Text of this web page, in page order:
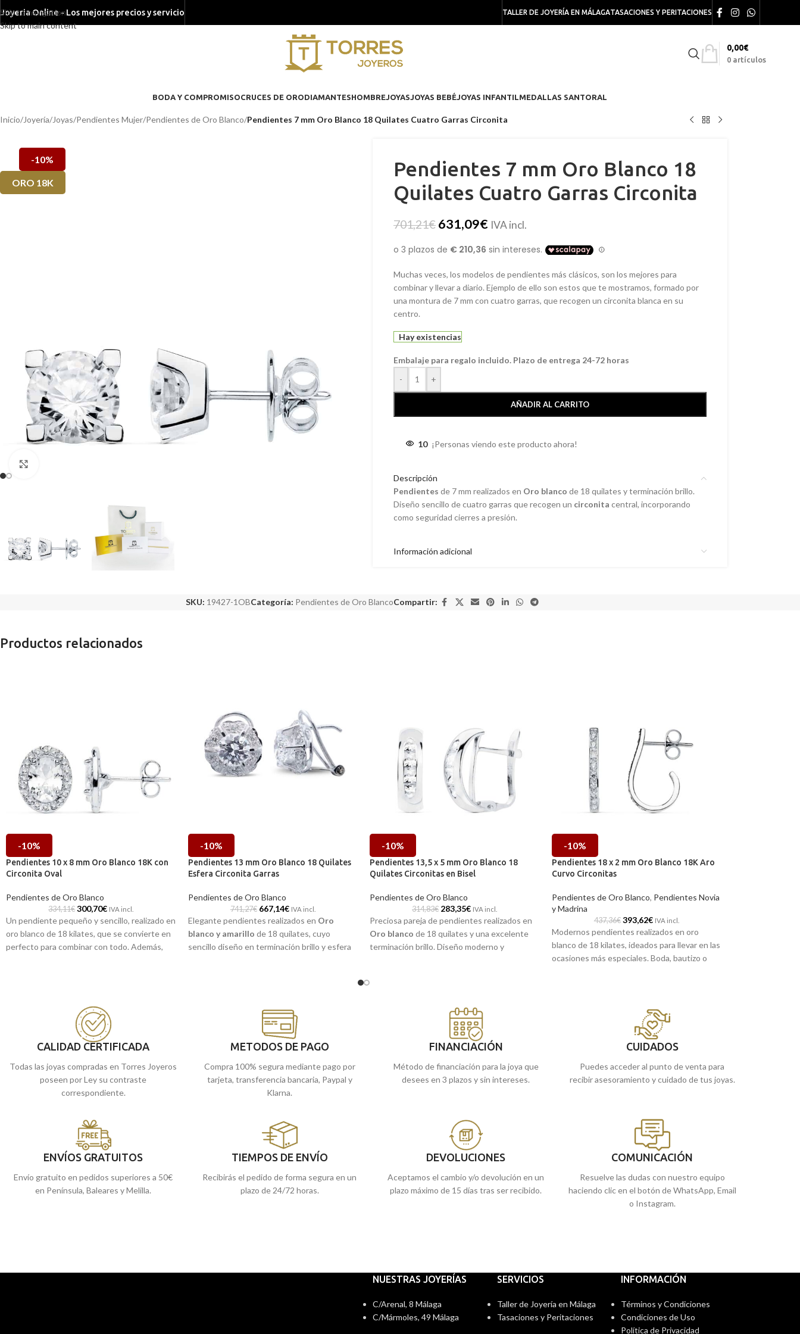
Skip to navigation
Skip to main content
Joyeria Online - Los mejores precios y servicio TALLER DE JOYERÍA EN MÁLAGATASACIONES Y PERITACIONES
0 artículos
0,00€
BODA Y COMPROMISOCRUCES DE ORODIAMANTESHOMBREJOYASJOYAS BEBÉJOYAS INFANTILMEDALLAS SANTORAL
Inicio/Joyería/Joyas/Pendientes Mujer/Pendientes de Oro Blanco/Pendientes 7 mm Oro Blanco 18 Quilates Cuatro Garras Circonita
-10%
ORO 18K
Pendientes 7 mm Oro Blanco 18
Quilates Cuatro Garras Circonita
701,21€ 631,09€ IVA incl.
Muchas veces, los modelos de pendientes más clásicos, son los mejores para
combinar y llevar a diario. Ejemplo de ello son estos que te mostramos, formado por
una montura de 7 mm con cuatro garras, que recogen un circonita blanca en su
centro.
Hay existencias
Embalaje para regalo incluido. Plazo de entrega 24-72 horas
-
+
AÑADIR AL CARRITO
10 ¡Personas viendo este producto ahora!
Descripción
Pendientes de 7 mm realizados en Oro blanco de 18 quilates y terminación brillo.
Diseño sencillo de cuatro garras que recogen un circonita central, incorporando
como seguridad cierres a presión.
Información adicional
SKU: 19427-1OBCategoría: Pendientes de Oro BlancoCompartir:
Productos relacionados
-10%
Pendientes 10 x 8 mm Oro Blanco 18K con
Circonita Oval
Pendientes de Oro Blanco
334,11€ 300,70€ IVA incl.
Un pendiente pequeño y sencillo, realizado en
oro blanco de 18 kilates, que se convierte en
perfecto para combinar con todo. Además,
Recógelo en nuestras tiendas de Málaga, o
cómpralo online y te los llevamos a casa.
-10%
Pendientes 13 mm Oro Blanco 18 Quilates
Esfera Circonita Garras
Pendientes de Oro Blanco
741,27€ 667,14€ IVA incl.
Elegante pendientes realizados en Oro
blanco y amarillo de 18 quilates, cuyo
sencillo diseño en terminación brillo y esfera
-10%
Pendientes 13,5 x 5 mm Oro Blanco 18
Quilates Circonitas en Bisel
Pendientes de Oro Blanco
314,83€ 283,35€ IVA incl.
Preciosa pareja de pendientes realizados en
Oro blanco de 18 quilates y una excelente
terminación brillo. Diseño moderno y
-10%
Pendientes 18 x 2 mm Oro Blanco 18K Aro
Curvo Circonitas
Pendientes de Oro Blanco, Pendientes Novia
y Madrina
437,36€ 393,62€ IVA incl.
Modernos pendientes realizados en oro
blanco de 18 kilates, ideados para llevar en las
ocasiones más especiales. Boda, bautizo o
engastadas sobre pieza de arocurvo que te
Puedes encontrarlo en nuestras tiendas
enviamos a casa.
CALIDAD CERTIFICADA
Todas las joyas compradas en Torres Joyeros
poseen por Ley su contraste
correspondiente.
METODOS DE PAGO
Compra 100% segura mediante pago por
tarjeta, transferencia bancaria, Paypal y
Klarna.
FINANCIACIÓN
Método de financiación para la joya que
desees en 3 plazos y sin intereses.
CUIDADOS
Puedes acceder al punto de venta para
recibir asesoramiento y cuidado de tus joyas.
ENVÍOS GRATUITOS
Envío gratuito en pedidos superiores a 50€
en Península, Baleares y Melilla.
TIEMPOS DE ENVÍO
Recibirás el pedido de forma segura en un
plazo de 24/72 horas.
DEVOLUCIONES
Aceptamos el cambio y/o devolución en un
plazo máximo de 15 días tras ser recibido.
COMUNICACIÓN
Resuelve las dudas con nuestro equipo
haciendo clic en el botón de WhatsApp, Email
o Instagram.
NUESTRAS JOYERÍAS
C/Arenal, 8 Málaga
C/Mármoles, 49 Málaga
SERVICIOS
Taller de Joyería en Málaga
Tasaciones y Peritaciones
INFORMACIÓN
Términos y Condiciones
Condiciones de Uso
Política de Privacidad